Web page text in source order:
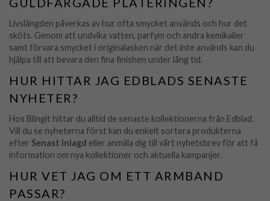
Livslängden påverkas av hur ofta smycket används och hur det
sköts. Genom att undvika vatten, parfym och andra kemikalier
samt förvara smycket i originalasken när det inte används kan du
hjälpa till att bevara den fina finishen under lång tid.
HUR HITTAR JAG EDBLADS SENASTE
NYHETER?
Hos Blingit hittar du alltid de senaste kollektionerna från Edblad.
Vill du se nyheterna först kan du enkelt sortera produkterna
efter Senast inlagd eller anmäla dig till vårt nyhetsbrev för att få
information om nya kollektioner och aktuella kampanjer.
HUR VET JAG OM ETT ARMBAND
PASSAR?